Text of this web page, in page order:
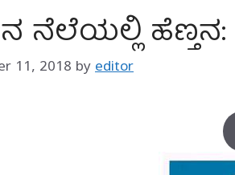
ನೆಲೆಯಲ್ಲಿ
11, 2018 by editor